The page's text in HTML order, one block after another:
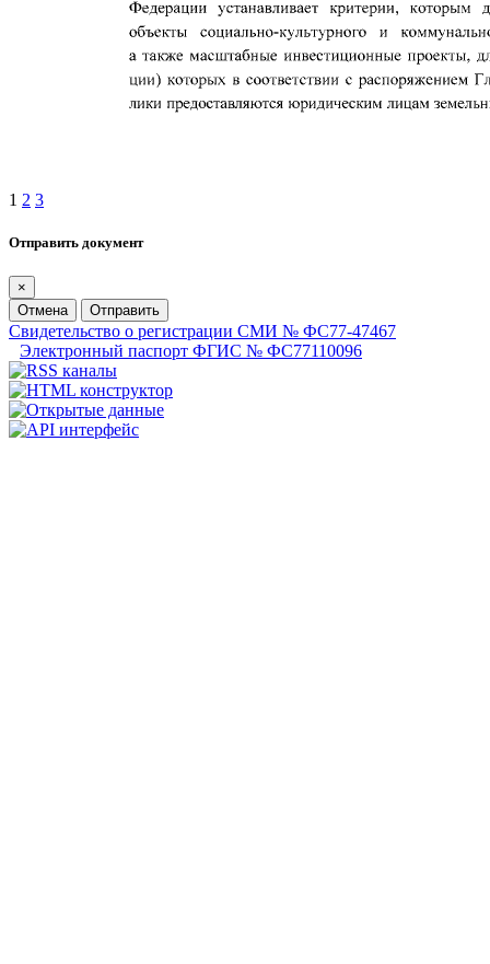
1 2 3
Отправить документ
×
Отмена
Отправить
Свидетельство о регистрации СМИ № ФС77-47467
Электронный паспорт ФГИС № ФС77110096